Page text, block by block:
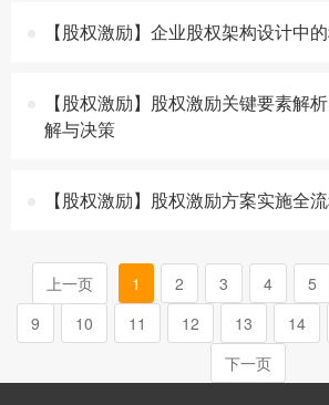
【股权激励】企业股权架构设计中
【股权激励】股权激励关键要素解
解与决策
【股权激励】股权激励方案实施全
上一页 1 2 3 4 5
9
10 11 12 13 14
下一页